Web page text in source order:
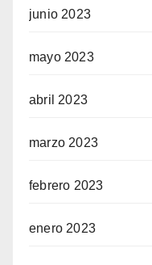
junio 2023
mayo 2023
abril 2023
marzo 2023
febrero 2023
enero 2023